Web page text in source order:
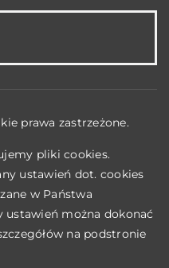
prawa zastrzeżone.
pliki cookies.
ustawień dot. cookies
w Państwa
ustawień można dokonać
na podstronie